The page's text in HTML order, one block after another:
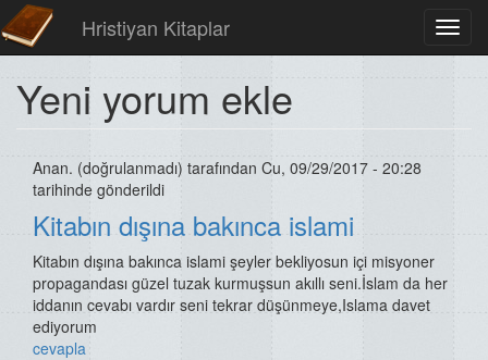
Hristiyan Kitaplar
Yeni yorum ekle
Anan. (doğrulanmadı) tarafından Cu, 09/29/2017 - 20:28
tarihinde gönderildi
Kitabın dışına bakınca islami
Kitabın dışına bakınca islami şeyler bekliyosun içi misyoner
propagandası güzel tuzak kurmuşsun akıllı seni.İslam da her
iddanın cevabı vardır seni tekrar düşünmeye,Islama davet
ediyorum
cevapla